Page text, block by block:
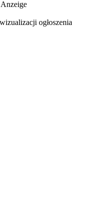
ogłoszenia